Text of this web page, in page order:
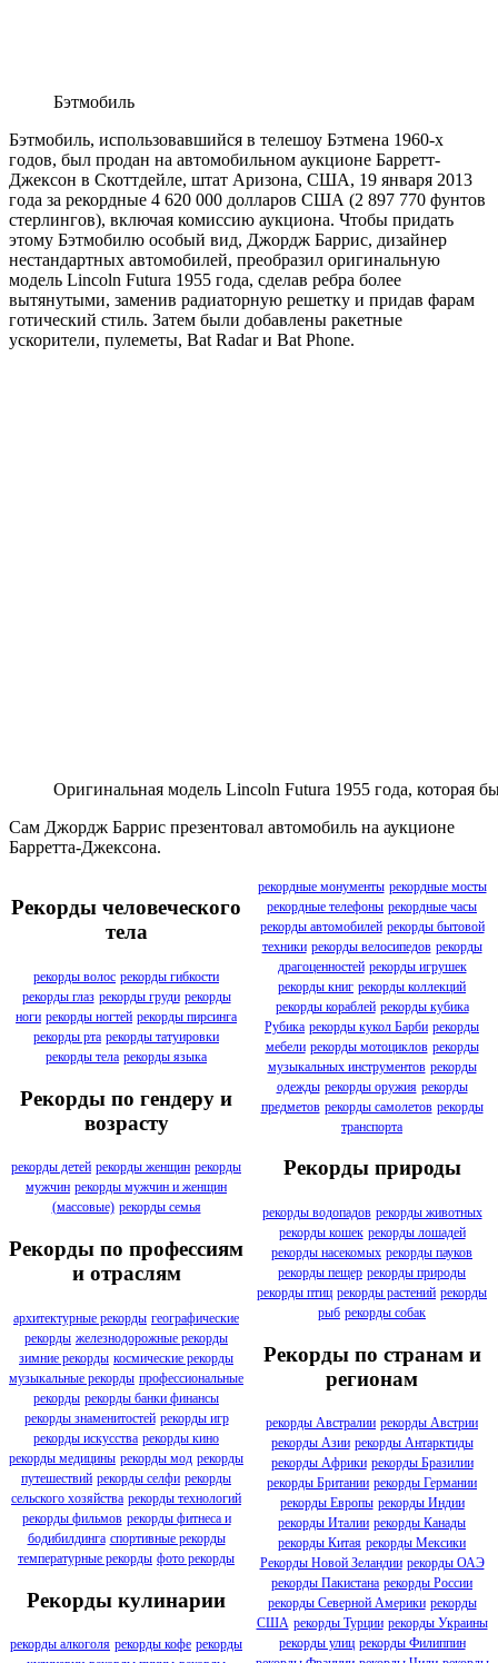
Бэтмобиль
Бэтмобиль, использовавшийся в телешоу Бэтмена 1960-х
годов, был продан на автомобильном аукционе Барретт-
Джексон в Скоттдейле, штат Аризона, США, 19 января 2013
года за рекордные 4 620 000 долларов США (2 897 770 фунтов
стерлингов), включая комиссию аукциона. Чтобы придать
этому Бэтмобилю особый вид, Джордж Баррис, дизайнер
нестандартных автомобилей, преобразил оригинальную
модель Lincoln Futura 1955 года, сделав ребра более
вытянутыми, заменив радиаторную решетку и придав фарам
готический стиль. Затем были добавлены ракетные
ускорители, пулеметы, Bat Radar и Bat Phone.
Оригинальная модель Lincoln Futura 1955 года, которая
Сам Джордж Баррис презентовал автомобиль на аукционе
Барретта-Джексона.
Рекорды человеческого
тела
рекорды волос рекорды гибкости
рекорды глаз рекорды груди рекорды
ноги рекорды ногтей рекорды пирсинга
рекорды рта рекорды татуировки
рекорды тела рекорды языка
Рекорды по гендеру и
возрасту
рекорды детей рекорды женщин рекорды
мужчин рекорды мужчин и женщин
(массовые) рекорды семья
Рекорды по профессиям
и отраслям
архитектурные рекорды географические
рекорды железнодорожные рекорды
зимние рекорды космические рекорды
музыкальные рекорды профессиональные
рекорды рекорды банки финансы
рекорды знаменитостей рекорды игр
рекорды искусства рекорды кино
рекорды медицины рекорды мод рекорды
путешествий рекорды селфи рекорды
сельского хозяйства рекорды технологий
рекорды фильмов рекорды фитнеса и
бодибилдинга спортивные рекорды
температурные рекорды фото рекорды
Рекорды кулинарии
рекорды алкоголя рекорды кофе рекорды
рекордные монументы рекордные мосты
рекордные телефоны рекордные часы
рекорды автомобилей рекорды бытовой
техники рекорды велосипедов рекорды
драгоценностей рекорды игрушек
рекорды книг рекорды коллекций
рекорды кораблей рекорды кубика
Рубика рекорды кукол Барби рекорды
мебели рекорды мотоциклов рекорды
музыкальных инструментов рекорды
одежды рекорды оружия рекорды
предметов рекорды самолетов рекорды
транспорта
Рекорды природы
рекорды водопадов рекорды животных
рекорды кошек рекорды лошадей
рекорды насекомых рекорды пауков
рекорды пещер рекорды природы
рекорды птиц рекорды растений рекорды
рыб рекорды собак
Рекорды по странам и
регионам
рекорды Австралии рекорды Австрии
рекорды Азии рекорды Антарктиды
рекорды Африки рекорды Бразилии
рекорды Британии рекорды Германии
рекорды Европы рекорды Индии
рекорды Италии рекорды Канады
рекорды Китая рекорды Мексики
Рекорды Новой Зеландии рекорды ОАЭ
рекорды Пакистана рекорды России
рекорды Северной Америки рекорды
США рекорды Турции рекорды Украины
рекорды улиц рекорды Филиппин